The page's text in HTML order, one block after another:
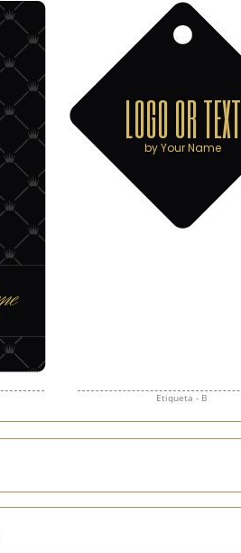
Etiqueta - B